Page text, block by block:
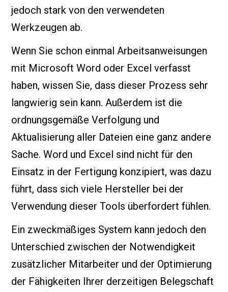
jedoch stark von den verwendeten
Werkzeugen ab.
Wenn Sie schon einmal Arbeitsanweisungen
mit Microsoft Word oder Excel verfasst
haben, wissen Sie, dass dieser Prozess sehr
langwierig sein kann. Außerdem ist die
ordnungsgemäße Verfolgung und
Aktualisierung aller Dateien eine ganz andere
Sache. Word und Excel sind nicht für den
Einsatz in der Fertigung konzipiert, was dazu
führt, dass sich viele Hersteller bei der
Verwendung dieser Tools überfordert fühlen.
Ein zweckmäßiges System kann jedoch den
Unterschied zwischen der Notwendigkeit
zusätzlicher Mitarbeiter und der Optimierung
der Fähigkeiten Ihrer derzeitigen Belegschaft